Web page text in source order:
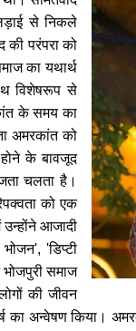
से निकले
की परंपरा को
का यथार्थ
विशेषरूप से
के समय का
अमरकांत को
के बावजूद
चलता है।
को एक
आजादी
'डिप्टी
समाज
की जीवन
अन्वेषण किया।